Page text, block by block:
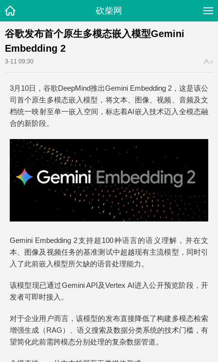
砍柴网
谷歌发布首个原生多模态嵌入模型Gemini
Embedding 2
3-11 09:30
3月10日，谷歌DeepMind推出Gemini Embedding 2，这是该公
司首个原生多模态嵌入模型，将文本、图像、视频、音频及文
档统一映射至单一嵌入空间，标志着AI嵌入技术迈入全模态融
合的新阶段。
Gemini Embedding 2支持超100种语言的语义理解，并在文
本、图像及视频任务的基准测试中超越现有主流模型，同时引
入了此前嵌入模型所欠缺的语音处理能力。
该模型现已通过Gemini API及Vertex AI进入公开预览阶段，开
发者可即时接入。
对于企业用户而言，该模型的发布直接降低了构建多模态检索
增强生成（RAG）、语义搜索及数据分类系统的技术门槛，有
望简化此前需跨模态分别处理的复杂数据管道。